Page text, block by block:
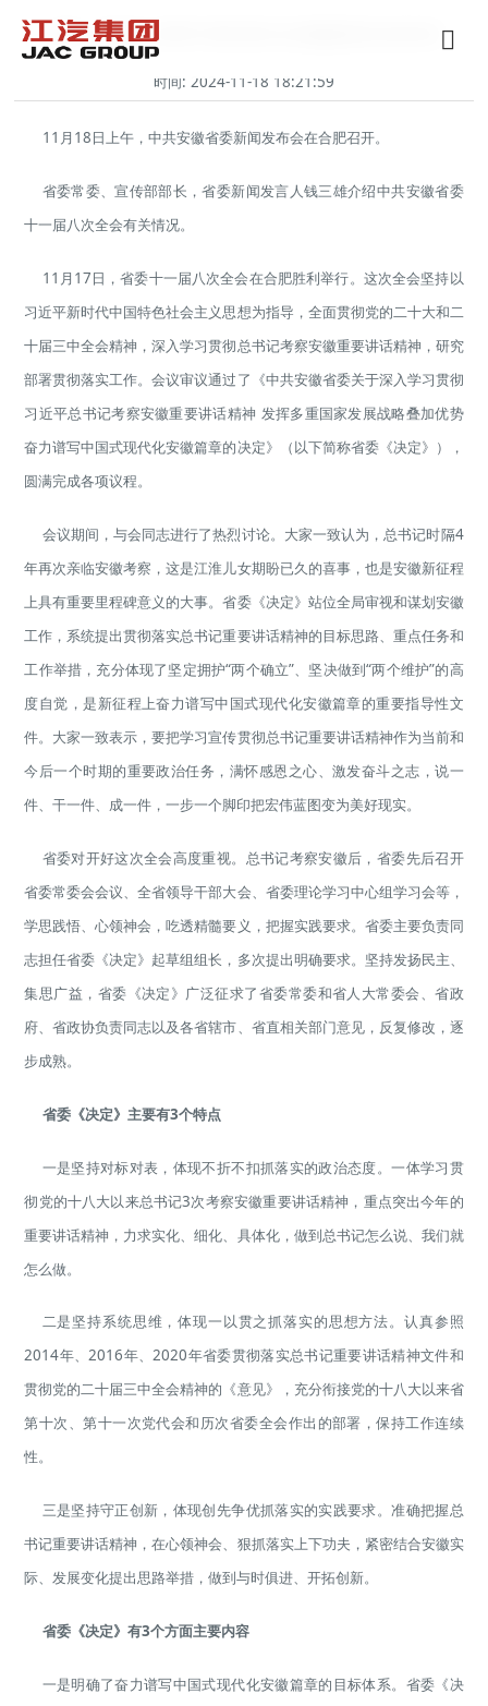
安徽：明确奋力谱写中国式现代化安徽篇章的目标体系
时间: 2024-11-18 18:21:59
11月18日上午，中共安徽省委新闻发布会在合肥召开。
省委常委、宣传部部长，省委新闻发言人钱三雄介绍中共安徽省委
十一届八次全会有关情况。
11月17日，省委十一届八次全会在合肥胜利举行。这次全会坚持以
习近平新时代中国特色社会主义思想为指导，全面贯彻党的二十大和二
十届三中全会精神，深入学习贯彻总书记考察安徽重要讲话精神，研究
部署贯彻落实工作。会议审议通过了《中共安徽省委关于深入学习贯彻
习近平总书记考察安徽重要讲话精神 发挥多重国家发展战略叠加优势
奋力谱写中国式现代化安徽篇章的决定》（以下简称省委《决定》），
圆满完成各项议程。
会议期间，与会同志进行了热烈讨论。大家一致认为，总书记时隔4
年再次亲临安徽考察，这是江淮儿女期盼已久的喜事，也是安徽新征程
上具有重要里程碑意义的大事。省委《决定》站位全局审视和谋划安徽
工作，系统提出贯彻落实总书记重要讲话精神的目标思路、重点任务和
工作举措，充分体现了坚定拥护“两个确立”、坚决做到“两个维护”的高
度自觉，是新征程上奋力谱写中国式现代化安徽篇章的重要指导性文
件。大家一致表示，要把学习宣传贯彻总书记重要讲话精神作为当前和
今后一个时期的重要政治任务，满怀感恩之心、激发奋斗之志，说一
件、干一件、成一件，一步一个脚印把宏伟蓝图变为美好现实。
省委对开好这次全会高度重视。总书记考察安徽后，省委先后召开
省委常委会会议、全省领导干部大会、省委理论学习中心组学习会等，
学思践悟、心领神会，吃透精髓要义，把握实践要求。省委主要负责同
志担任省委《决定》起草组组长，多次提出明确要求。坚持发扬民主、
集思广益，省委《决定》广泛征求了省委常委和省人大常委会、省政
府、省政协负责同志以及各省辖市、省直相关部门意见，反复修改，逐
步成熟。
省委《决定》主要有3个特点
一是坚持对标对表，体现不折不扣抓落实的政治态度。一体学习贯
彻党的十八大以来总书记3次考察安徽重要讲话精神，重点突出今年的
重要讲话精神，力求实化、细化、具体化，做到总书记怎么说、我们就
怎么做。
二是坚持系统思维，体现一以贯之抓落实的思想方法。认真参照
2014年、2016年、2020年省委贯彻落实总书记重要讲话精神文件和
贯彻党的二十届三中全会精神的《意见》，充分衔接党的十八大以来省
第十次、第十一次党代会和历次省委全会作出的部署，保持工作连续
性。
三是坚持守正创新，体现创先争优抓落实的实践要求。准确把握总
书记重要讲话精神，在心领神会、狠抓落实上下功夫，紧密结合安徽实
际、发展变化提出思路举措，做到与时俱进、开拓创新。
省委《决定》有3个方面主要内容
一是明确了奋力谱写中国式现代化安徽篇章的目标体系。省委《决